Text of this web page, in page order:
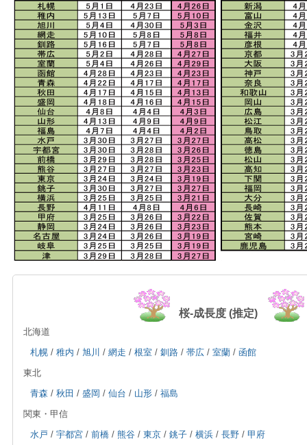
桜-成長度 (推定)
北海道
札幌 / 稚内 / 旭川 / 網走 / 根室 / 釧路 / 帯広 / 室蘭 / 函館
東北
青森 / 秋田 / 盛岡 / 仙台 / 山形 / 福島
関東・甲信
水戸 / 宇都宮 / 前橋 / 熊谷 / 東京 / 銚子 / 横浜 / 長野 / 甲府